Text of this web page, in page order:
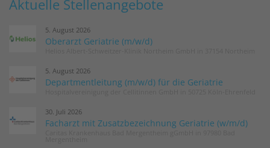
Aktuelle Stellenangebote
5. August 2026
Oberarzt Geriatrie (m/w/d)
5. August 2026
Departmentleitung (m/w/d) für die Geriatrie
30. Juli 2026
Facharzt mit Zusatzbezeichnung Geriatrie (w/m/d)